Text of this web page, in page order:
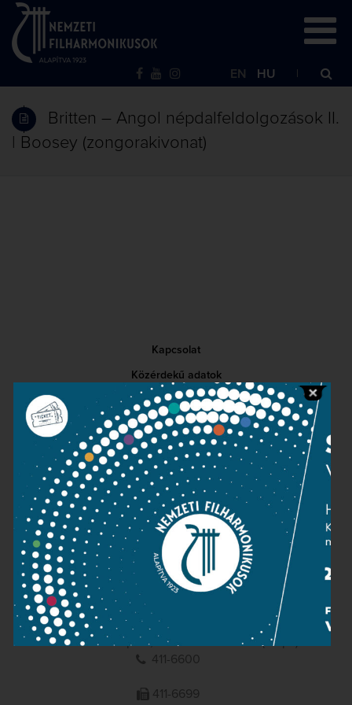
EN HU
Britten – Angol népdalfeldolgozások II.
| Boosey (zongorakivonat)
Kapcsolat
Közérdekű adatok
Sajtószoba
Adatvédelem
Impresszum
NEMZETI
FILHARMONIKUSOK
1095 Budapest, Komor Marcell u. 1. (Müpa)
411-6600
411-6699